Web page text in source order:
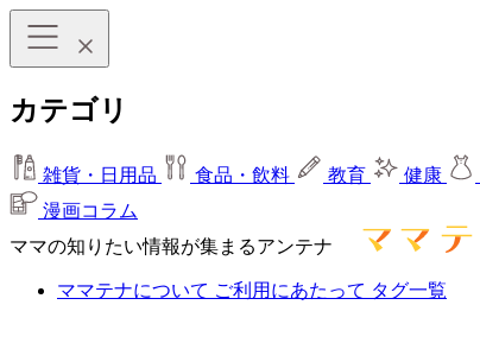
カテゴリ
雑貨・日用品 食品・飲料 教育 健康
漫画コラム
ママの知りたい情報が集まるアンテナ
ママテナについて ご利用にあたって タグ一覧